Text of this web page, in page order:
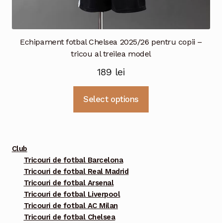
Echipament fotbal Chelsea 2025/26 pentru copii –
tricou al treilea model
189 lei
Select options
Club
Tricouri de fotbal Barcelona
Tricouri de fotbal Real Madrid
Tricouri de fotbal Arsenal
Tricouri de fotbal Liverpool
Tricouri de fotbal AC Milan
Tricouri de fotbal Chelsea